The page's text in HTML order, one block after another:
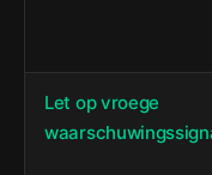
Let op vroege